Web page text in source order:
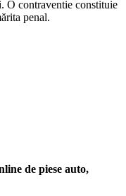
O contraventie constituie
penal.
de piese auto,